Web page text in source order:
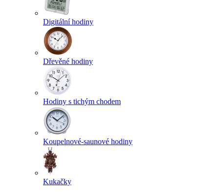
Digitální hodiny
Dřevěné hodiny
Hodiny s tichým chodem
Koupelnové-saunové hodiny
Kukačky